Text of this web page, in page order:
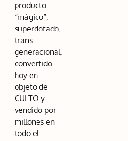
producto
“mágico”,
superdotado,
trans-
generacional,
convertido
hoy en
objeto de
CULTO y
vendido por
millones en
todo el